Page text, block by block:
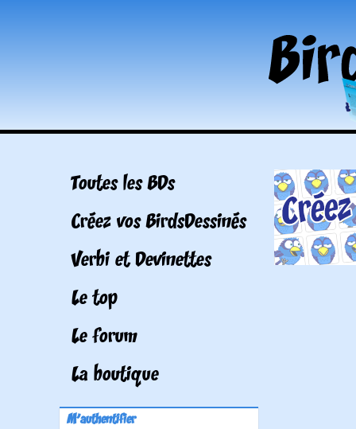
Toutes les BDs
Créez vos BirdsDessinés
Verbi et Devinettes
Le top
Le forum
La boutique
M'authentifier